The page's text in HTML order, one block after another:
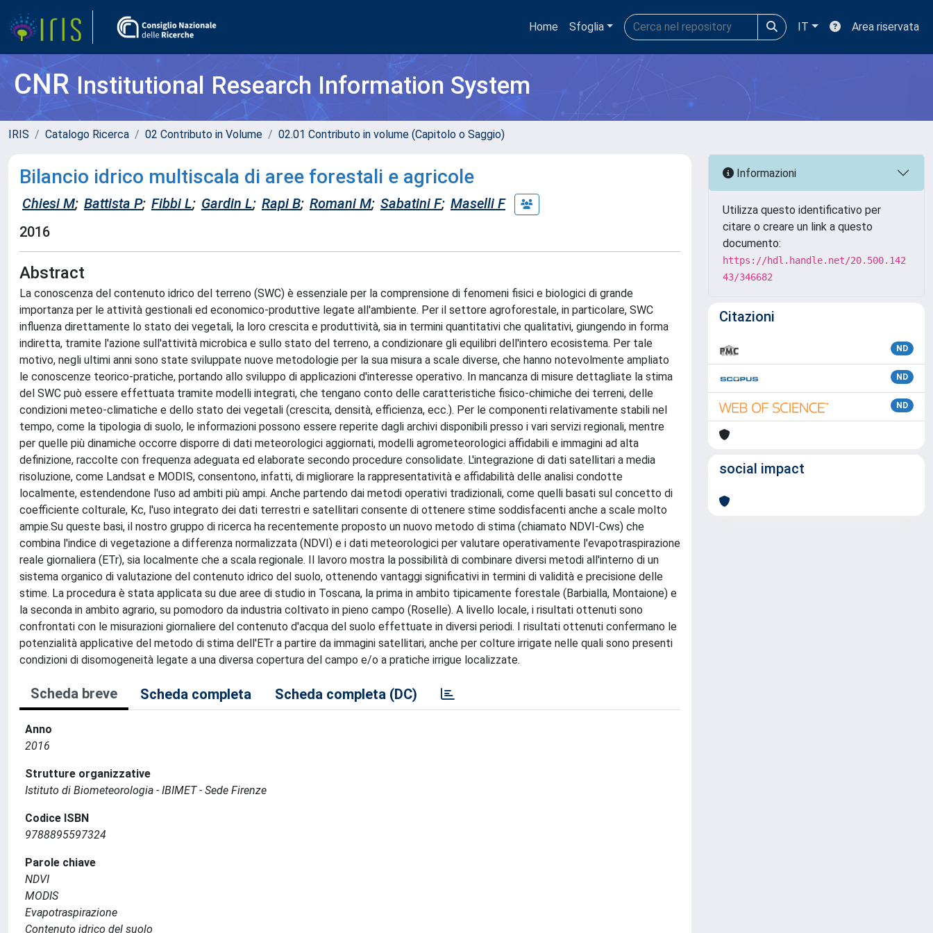
Home Sfoglia IT Area riservata
CNRInstitutional Research Information System
IRIS Catalogo Ricerca 02 Contributo in Volume 02.01 Contributo in volume (Capitolo o Saggio)
Bilancio idrico multiscala di aree forestali e agricole
Chiesi M; Battista P; Fibbi L; Gardin L; Rapi B; Romani M; Sabatini F; Maselli F
2016
Abstract
La conoscenza del contenuto idrico del terreno (SWC) è essenziale per la comprensione di fenomeni fisici e biologici di grande
importanza per le attività gestionali ed economico-produttive legate all'ambiente. Per il settore agroforestale, in particolare, SWC
influenza direttamente lo stato dei vegetali, la loro crescita e produttività, sia in termini quantitativi che qualitativi, giungendo in forma
indiretta, tramite l'azione sull'attività microbica e sullo stato del terreno, a condizionare gli equilibri dell'intero ecosistema. Per tale
motivo, negli ultimi anni sono state sviluppate nuove metodologie per la sua misura a scale diverse, che hanno notevolmente ampliato
le conoscenze teorico-pratiche, portando allo sviluppo di applicazioni d'interesse operativo. In mancanza di misure dettagliate la stima
del SWC può essere effettuata tramite modelli integrati, che tengano conto delle caratteristiche fisico-chimiche dei terreni, delle
condizioni meteo-climatiche e dello stato dei vegetali (crescita, densità, efficienza, ecc.). Per le componenti relativamente stabili nel
tempo, come la tipologia di suolo, le informazioni possono essere reperite dagli archivi disponibili presso i vari servizi regionali, mentre
per quelle più dinamiche occorre disporre di dati meteorologici aggiornati, modelli agrometeorologici affidabili e immagini ad alta
definizione, raccolte con frequenza adeguata ed elaborate secondo procedure consolidate. L'integrazione di dati satellitari a media
risoluzione, come Landsat e MODIS, consentono, infatti, di migliorare la rappresentatività e affidabilità delle analisi condotte
localmente, estendendone l'uso ad ambiti più ampi. Anche partendo dai metodi operativi tradizionali, come quelli basati sul concetto di
coefficiente colturale, Kc, l'uso integrato dei dati terrestri e satellitari consente di ottenere stime soddisfacenti anche a scale molto
ampie.Su queste basi, il nostro gruppo di ricerca ha recentemente proposto un nuovo metodo di stima (chiamato NDVI-Cws) che
combina l'indice di vegetazione a differenza normalizzata (NDVI) e i dati meteorologici per valutare operativamente l'evapotraspirazione
reale giornaliera (ETr), sia localmente che a scala regionale. Il lavoro mostra la possibilità di combinare diversi metodi all'interno di un
sistema organico di valutazione del contenuto idrico del suolo, ottenendo vantaggi significativi in termini di validità e precisione delle
stime. La procedura è stata applicata su due aree di studio in Toscana, la prima in ambito tipicamente forestale (Barbialla, Montaione) e
la seconda in ambito agrario, su pomodoro da industria coltivato in pieno campo (Roselle). A livello locale, i risultati ottenuti sono
confrontati con le misurazioni giornaliere del contenuto d'acqua del suolo effettuate in diversi periodi. I risultati ottenuti confermano le
potenzialità applicative del metodo di stima dell'ETr a partire da immagini satellitari, anche per colture irrigate nelle quali sono presenti
condizioni di disomogeneità legate a una diversa copertura del campo e/o a pratiche irrigue localizzate.
Scheda breve Scheda completa Scheda completa (DC)
Anno
2016
Strutture organizzative
Istituto di Biometeorologia - IBIMET - Sede Firenze
Codice ISBN
9788895597324
Parole chiave
NDVI
MODIS
Evapotraspirazione
Contenuto idrico del suolo
Informazioni
Utilizza questo identificativo per
citare o creare un link a questo
documento:
https://hdl.handle.net/20.500.142
43/346682
Citazioni
ND
ND
ND
social impact